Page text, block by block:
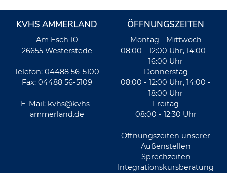
KVHS AMMERLAND
Am Esch 10
26655 Westerstede
Telefon: 04488 56-5100
Fax: 04488 56-5109
E-Mail: kvhs@kvhs-
ammerland.de
ÖFFNUNGSZEITEN
Montag - Mittwoch
08:00 - 12:00 Uhr, 14:00 -
16:00 Uhr
Donnerstag
08:00 - 12:00 Uhr, 14:00 -
18:00 Uhr
Freitag
08:00 - 12:30 Uhr
Öffnungszeiten unserer
Außenstellen
Sprechzeiten
Integrationskursberatung